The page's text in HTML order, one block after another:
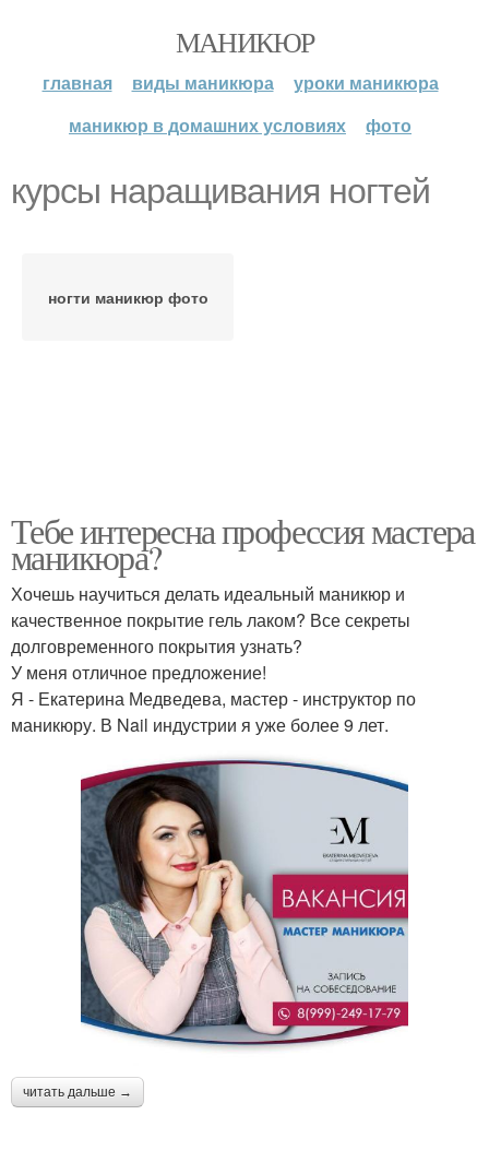
МАНИКЮР
главная виды маникюра
уроки маникюра
маникюр в домашних условиях
фото
курсы наращивания ногтей
ногти маникюр фото
Тебе интересна профессия мастера
маникюра?
Хочешь научиться делать идеальный маникюр и
качественное покрытие гель лаком? Все секреты
долговременного покрытия узнать?
У меня отличное предложение!
Я - Екатерина Медведева, мастер - инструктор по
маникюру. В Nail индустрии я уже более 9 лет.
читать дальше →